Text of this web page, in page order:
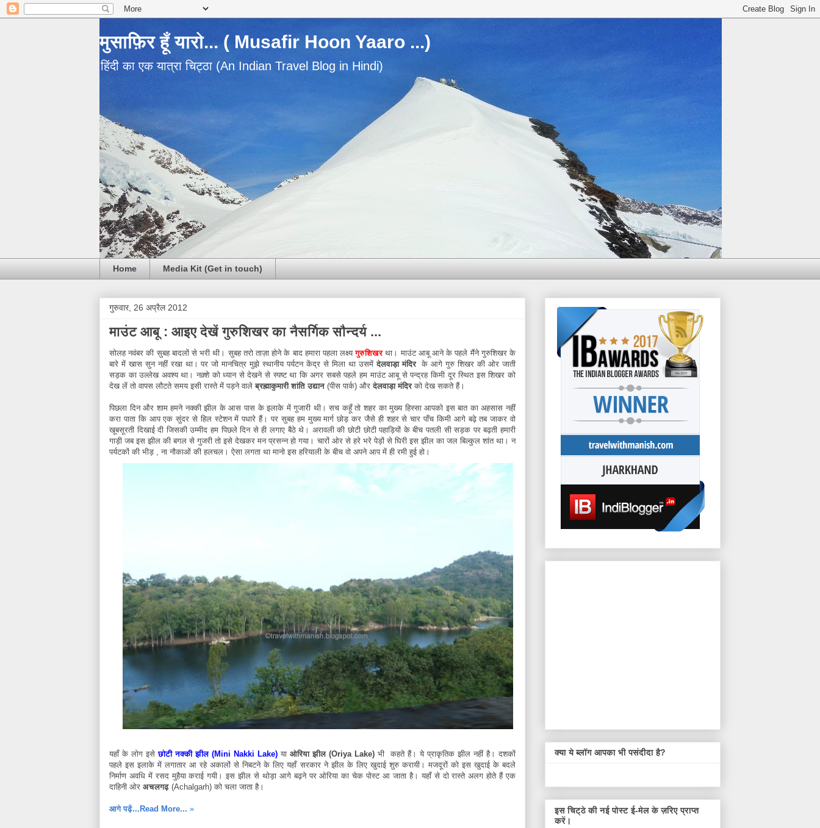
मुसाफ़िर हूँ यारो... ( Musafir Hoon Yaaro ...)
हिंदी का एक यात्रा चिट्ठा (An Indian Travel Blog in Hindi)
Home Media Kit (Get in touch)
गुरुवार, 26 अप्रैल 2012
माउंट आबू : आइए देखें गुरुशिखर का नैसर्गिक सौन्दर्य ...
सोलह नवंबर की सुबह बादलों से भरी थी। सुबह तरो ताज़ा होने के बाद हमारा पहला लक्ष्यगुरुशिखरथा। माउंट आबू आने के पहले मैंने गुरुशिखर के
बारे में खास सुन नहीं रखा था। पर जो मानचित्र मुझे स्थानीय पर्यटन केंद्र से मिला था उसमेंदेलवाड़ा मंदिर के आगे गुरु शिखर की ओर जाती
सड़क का उल्लेख अवश्य था। नक़्शे को ध्यान से देखने से स्पष्ट था कि अगर सबसे पहले हम माउंट आबू से पन्द्रह किमी दूर स्थित इस शिखर को
देख लें तो वापस लौटते समय इसी रास्ते में पड़ने वालेब्रह्माकुमारी शांति उद्यान (पीस पार्क) औरदेलवाड़ा मंदिरको देख सकते हैं।
पिछला दिन और शाम हमने नक्की झील के आस पास के इलाके में गुजारी थी। सच कहूँ तो शहर का मुख्य हिस्सा आपको इस बात का अहसास नहीं
करा पाता कि आप एक सुंदर से हिल स्टेशन में पधारे हैं। पर सुबह हम मुख्य मार्ग छोड़ कर जैसे ही शहर से चार पाँच किमी आगे बढ़े तब जाकर वो
खूबसूरती दिखाई दी जिसकी उम्मीद हम पिछले दिन से ही लगाए बैठे थे। अरावली की छोटी छोटी पहाड़ियों के बीच पतली सी सड़क पर बढ़ती हमारी
गाड़ी जब इस झील की बगल से गुजरी तो इसे देखकर मन प्रसन्न हो गया। चारों ओर से हरे भरे पेड़ों से घिरी इस झील का जल बिल्कुल शांत था। न
पर्यटकों की भीड़ , ना नौकाओं की हलचल। ऐसा लगता था मानो इस हरियाली के बीच वो अपने आप में ही रमी हुई हो।
यहाँ के लोग इसेछोटी नक्की झील (Mini Nakki Lake) या ओरिया झील (Oriya Lake) भी कहते हैं। ये प्राकृतिक झील नहीं है। दशकों
पहले इस इलाके में लगातार आ रहे अकालों से निबटने के लिए यहाँ सरकार ने झील के लिए खुदाई शुरु करायी। मजदूरों को इस खुदाई के बदले
निर्माण अवधि में रसद मुहैया कराई गयी। इस झील से थोड़ा आगे बढ़ने पर ओरिया का चेक पोस्ट आ जाता है। यहाँ से दो रास्ते अलग होते हैं एक
दाहिनी ओर अचलगढ़ (Achalgarh) को चला जाता है।
आगे पढ़ें...Read More... »
क्या ये ब्लॉग आपका भी पसंदीदा है?
इस चिट्ठे की नई पोस्ट ई-मेल के ज़रिए प्राप्त
करें।